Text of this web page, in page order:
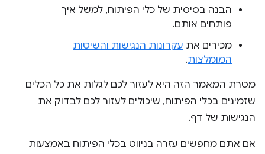
הבנה בסיסית של כלי הפיתוח, למשל איך
פותחים אותם.
מכירים את עקרונות הנגישות והשיטות
המומלצות.
מטרת המאמר הזה היא לעזור לכם לגלות את כל הכלים
שזמינים בכלי הפיתוח, שיכולים לעזור לכם לבדוק את
הנגישות של דף.
אם אתם מחפשים עזרה בניווט בכלי הפיתוח באמצעות